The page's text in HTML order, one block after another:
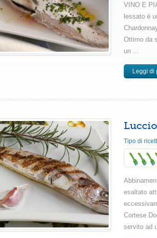
VINO E
lessato è
Ottimo da
un ...
Leggi di
Tipo di
esaltato
Cortese
servito ad